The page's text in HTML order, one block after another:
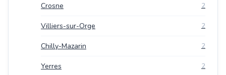
Crosne 2
Villiers-sur-Orge 2
Chilly-Mazarin 2
Yerres 2